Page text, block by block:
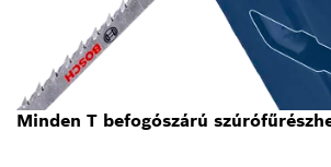
Minden T befogószárú